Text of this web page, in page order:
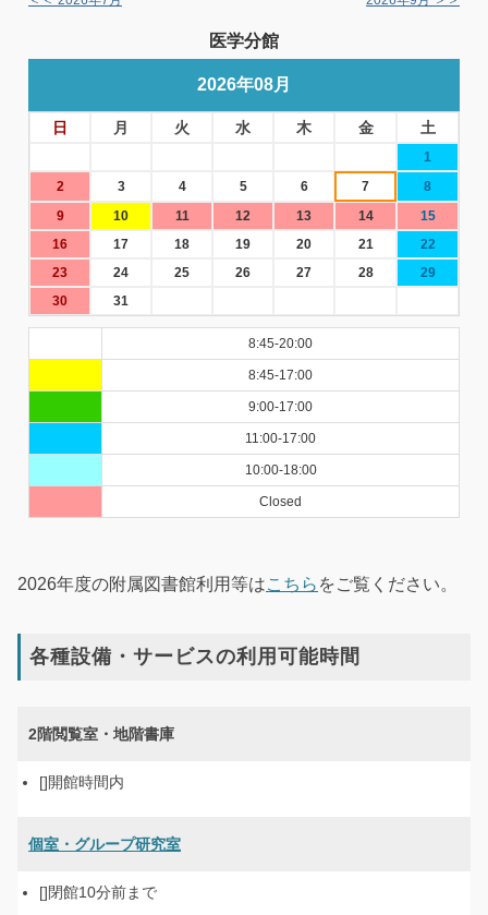
2026年度の附属図書館利用等はこちら をご覧ください。
各種設備・サービスの利用可能時間
2階閲覧室・地階書庫
開館時間内
個室・グループ研究室
閉館10分前まで